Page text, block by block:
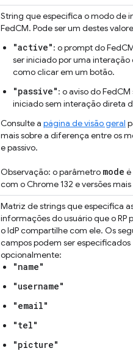
String que especifica o modo de
FedCM. Pode ser um destes
"active": o prompt do
ser iniciado por uma interação
como clicar em um botão.
"passive": o aviso do FedCM
iniciado sem interação direta
Consulte a página de visão geral
mais sobre a diferença entre os
e passivo.
Observação: o parâmetro mode é
com o Chrome 132 e versões
Matriz de strings que especifica
informações do usuário que o RP
o IdP compartilhe com ele. Os
campos podem ser especificados
opcionalmente:
"name"
"username"
"email"
"tel"
"picture"